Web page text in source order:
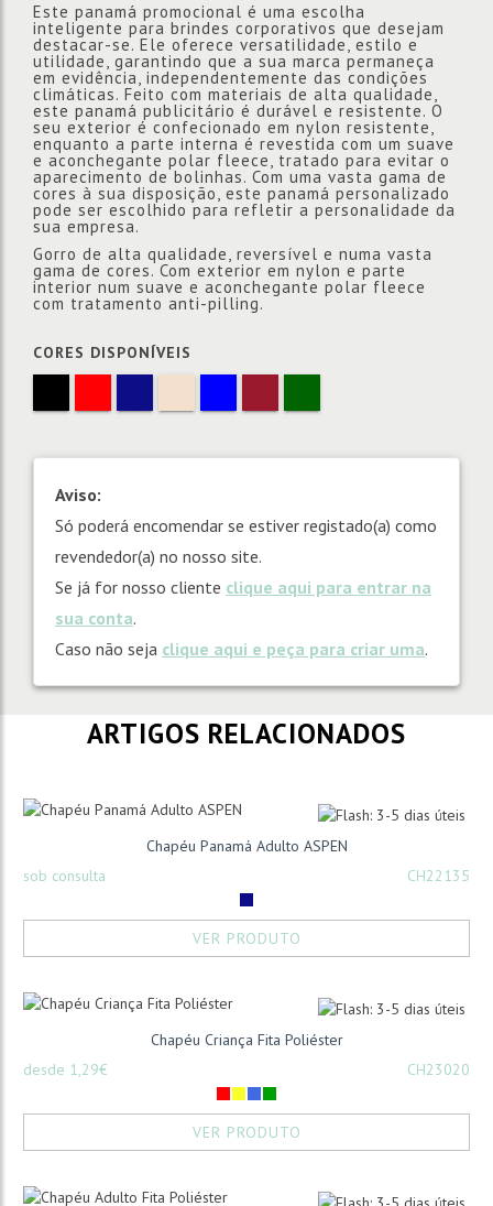
Este panamá promocional é uma escolha
inteligente para brindes corporativos que desejam
destacar-se. Ele oferece versatilidade, estilo e
utilidade, garantindo que a sua marca permaneça
em evidência, independentemente das condições
climáticas. Feito com materiais de alta qualidade,
este panamá publicitário é durável e resistente. O
seu exterior é confecionado em nylon resistente,
enquanto a parte interna é revestida com um suave
e aconchegante polar fleece, tratado para evitar o
aparecimento de bolinhas. Com uma vasta gama de
cores à sua disposição, este panamá personalizado
pode ser escolhido para refletir a personalidade da
sua empresa.
Gorro de alta qualidade, reversível e numa vasta
gama de cores. Com exterior em nylon e parte
interior num suave e aconchegante polar fleece
com tratamento anti-pilling.
CORES DISPONÍVEIS
Aviso:
Só poderá encomendar se estiver registado(a) como
revendedor(a) no nosso site.
Se já for nosso cliente clique aqui para entrar na
sua conta.
Caso não seja clique aqui e peça para criar uma.
ARTIGOS RELACIONADOS
Chapéu Panamá Adulto ASPEN
sob consulta
CH22135
VER PRODUTO
Chapéu Criança Fita Poliéster
desde 1,29€
CH23020
VER PRODUTO